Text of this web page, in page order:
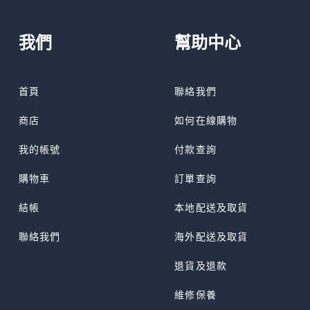
我們
首頁
商店
我的帳號
購物車
結帳
聯絡我們
幫助中心
聯絡我們
如何在線購物
付款查詢
訂單查詢
本地配送及取貨
海外配送及取貨
退貨及退款
維修保養